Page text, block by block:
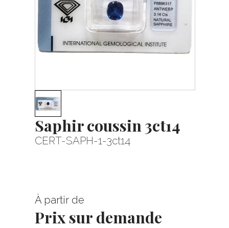
Saphir coussin 3ct14
CERT-SAPH-1-3ct14
À partir de
Prix sur demande